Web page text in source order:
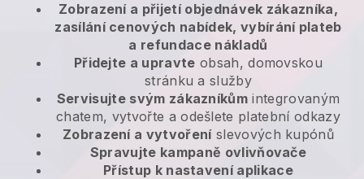
Zobrazení a přijetí objednávek zákazníka,
zasílání cenových nabídek, vybírání plateb
a refundace nákladů
Přidejte a upravte obsah, domovskou
stránku a služby
Servisujte svým zákazníkům integrovaným
chatem, vytvořte a odešlete platební odkazy
Zobrazení a vytvořeníslevových kupónů
Spravujte kampaně ovlivňovače
Přístup k nastavení aplikace